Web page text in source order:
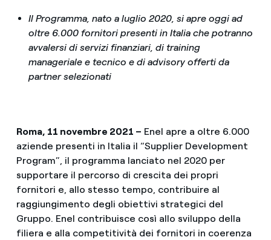
Il Programma, nato a luglio 2020, si apre oggi ad
oltre 6.000 fornitori presenti in Italia che potranno
avvalersi di servizi finanziari, di training
manageriale e tecnico e di advisory offerti da
partner selezionati
Roma, 11 novembre 2021 – Enel apre a oltre 6.000
aziende presenti in Italia il “Supplier Development
Program”, il programma lanciato nel 2020 per
supportare il percorso di crescita dei propri
fornitori e, allo stesso tempo, contribuire al
raggiungimento degli obiettivi strategici del
Gruppo. Enel contribuisce così allo sviluppo della
filiera e alla competitività dei fornitori in coerenza